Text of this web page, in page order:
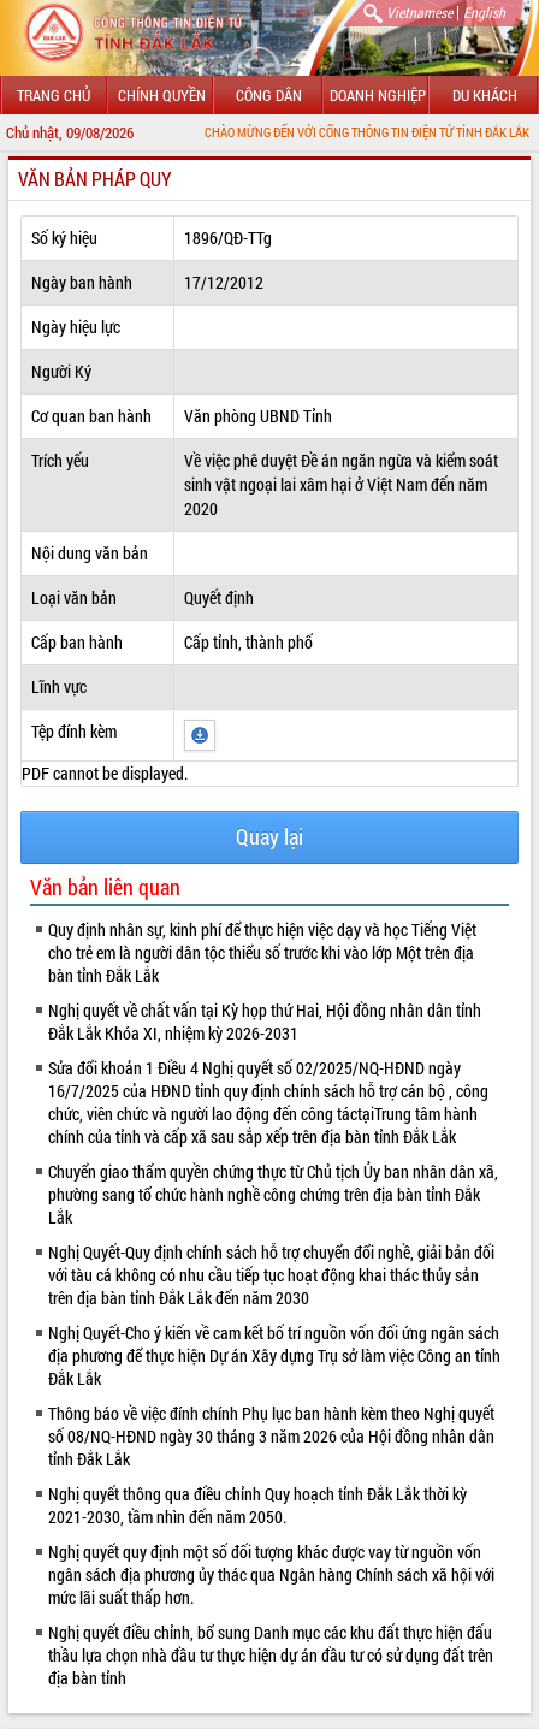
Vietnamese| English
TRANG CHỦ CHÍNH QUYỀN CÔNG DÂN DOANH NGHIỆP DU KHÁCH
Chủ nhật, 09/08/2026CHÀO MỪNG ĐẾN VỚI CỔNG THÔNG TIN ĐIỆN TỬ TỈNH ĐẮK LẮK
GIỚI THIỆU
LÃNH ĐẠO UBND TỈNH
TIN TỨC SỰ KIỆN
SỞ, BAN, NGÀNH
UBND CÁC XÃ, PHƯỜNG
THÔNG TIN CHỈ ĐẠO ĐIỀU HÀNH
HỆ THỐNG VĂN BẢN
ĐIỂM TIN VĂN BẢN
QUY HOẠCH - KẾ HOẠCH
VIDEO
Khám bệnh, cấp phát thuốc miễn phí
và tặng quà người dân xã Cư Pui
Hội nghị UBND tỉnh Đắk Lắk thường kỳ
tháng 7/2026
Lễ truy tặng danh hiệu “Bà Mẹ Việt
Nam Anh hùng” và trao Huân chương
Lao động
UBND tỉnh Đắk Lắk triển khai nhiệm
vụ 6 tháng cuối năm 2026
Kỳ họp thứ Hai, Hội đồng nhân dân
tỉnh khóa XI quyết nghị nhiều nội dung
quan trọng
Bí thư Tỉnh ủy Lương Nguyễn Minh
cách mạng
Rà soát, hoàn thiện hệ thống thiết chế
văn hóa, thể thao đáp ứng yêu cầu
phát triển mới
Thường trực HĐND tỉnh Đắk Lắk gặp
mặt Đoàn chuyên gia y tế TP. Hồ Chí
Minh
ALBUM ẢNH
VĂN BẢN PHÁP QUY
Số ký hiệu
1896/QĐ-TTg
Ngày ban hành
17/12/2012
Ngày hiệu lực
Người Ký
Cơ quan ban hành
Văn phòng UBND Tỉnh
Trích yếu
Về việc phê duyệt Đề án ngăn ngừa và kiểm soát
sinh vật ngoại lai xâm hại ở Việt Nam đến năm
2020
Nội dung văn bản
Loại văn bản
Quyết định
Cấp ban hành
Cấp tỉnh, thành phố
Lĩnh vực
Tệp đính kèm
PDF cannot be displayed.
Quay lại
Văn bản liên quan
Quy định nhân sự, kinh phí để thực hiện việc dạy và học Tiếng Việt
cho trẻ em là người dân tộc thiểu số trước khi vào lớp Một trên địa
bàn tỉnh Đắk Lắk
Nghị quyết về chất vấn tại Kỳ họp thứ Hai, Hội đồng nhân dân tỉnh
Đắk Lắk Khóa XI, nhiệm kỳ 2026-2031
Sửa đổi khoản 1 Điều 4 Nghị quyết số 02/2025/NQ-HĐND ngày
16/7/2025 của HĐND tỉnh quy định chính sách hỗ trợ cán bộ , công
chức, viên chức và người lao động đến công táctạiTrung tâm hành
chính của tỉnh và cấp xã sau sắp xếp trên địa bàn tỉnh Đắk Lắk
Chuyển giao thẩm quyền chứng thực từ Chủ tịch Ủy ban nhân dân xã,
phường sang tổ chức hành nghề công chứng trên địa bàn tỉnh Đắk
Lắk
Nghị Quyết-Quy định chính sách hỗ trợ chuyển đổi nghề, giải bản đối
với tàu cá không có nhu cầu tiếp tục hoạt động khai thác thủy sản
trên địa bàn tỉnh Đắk Lắk đến năm 2030
Nghị Quyết-Cho ý kiến về cam kết bố trí nguồn vốn đối ứng ngân sách
địa phương để thực hiện Dự án Xây dựng Trụ sở làm việc Công an tỉnh
Đắk Lắk
Thông báo về việc đính chính Phụ lục ban hành kèm theo Nghị quyết
số 08/NQ-HĐND ngày 30 tháng 3 năm 2026 của Hội đồng nhân dân
tỉnh Đắk Lắk
Nghị quyết thông qua điều chỉnh Quy hoạch tỉnh Đắk Lắk thời kỳ
2021-2030, tầm nhìn đến năm 2050.
Nghị quyết quy định một số đối tượng khác được vay từ nguồn vốn
ngân sách địa phương ủy thác qua Ngân hàng Chính sách xã hội với
mức lãi suất thấp hơn.
Nghị quyết điều chỉnh, bổ sung Danh mục các khu đất thực hiện đấu
thầu lựa chọn nhà đầu tư thực hiện dự án đầu tư có sử dụng đất trên
địa bàn tỉnh